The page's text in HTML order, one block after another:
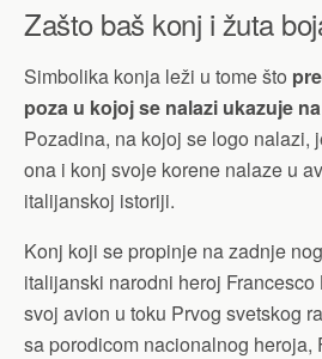
Zašto baš konj i žuta
Simbolika konja leži u tome što
poza u kojoj se nalazi ukazuje
Pozadina, na kojoj se logo nalazi,
ona i konj svoje korene nalaze u
italijanskoj istoriji.
Konj koji se propinje na zadnje
italijanski narodni heroj
svoj avion u toku Prvog svetskog
sa porodicom nacionalnog heroja,